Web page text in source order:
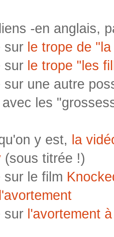
-en anglais,
sur le trope de
sur le trope "les
sur une autre
avec les
y est, la
(sous titrée !)
sur le film
sur l'avortement